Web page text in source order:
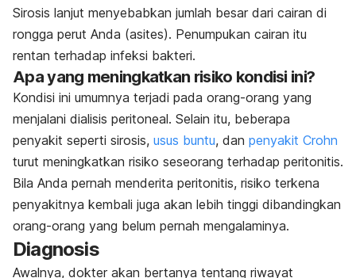
Sirosis lanjut menyebabkan jumlah besar dari cairan di
rongga perut Anda (asites). Penumpukan cairan itu
rentan terhadap infeksi bakteri.
Apa yang meningkatkan risiko kondisi ini?
Kondisi ini umumnya terjadi pada orang-orang yang
menjalani dialisis peritoneal. Selain itu, beberapa
penyakit seperti sirosis, usus buntu, dan penyakit Crohn
turut meningkatkan risiko seseorang terhadap peritonitis.
Bila Anda pernah menderita peritonitis, risiko terkena
penyakitnya kembali juga akan lebih tinggi dibandingkan
orang-orang yang belum pernah mengalaminya.
Diagnosis
Awalnya, dokter akan bertanya tentang riwayat